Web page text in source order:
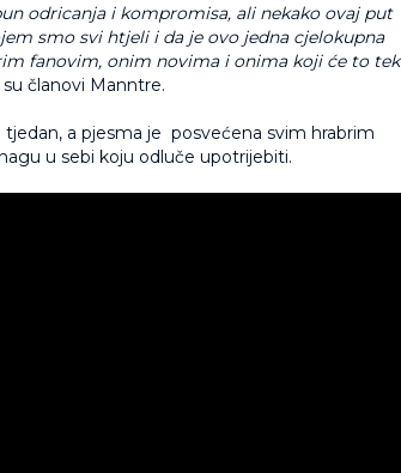
odricanja i kompromisa, ali nekako ovaj put
smo svi htjeli i da je ovo jedna cjelokupna
fanovim, onim novima i onima koji će to tek
su članovi Manntre.
tjedan, a pjesma je posvećena svim hrabrim
u sebi koju odluče upotrijebiti.